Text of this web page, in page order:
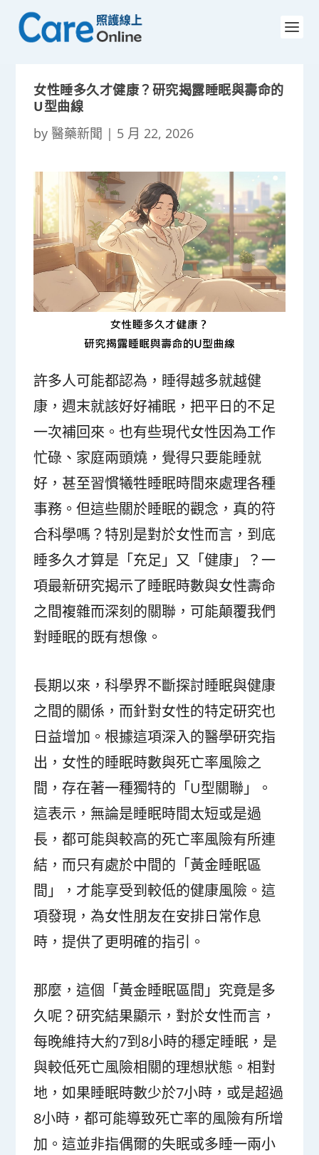
女性睡多久才健康？研究揭露睡眠與壽命的
U型曲線
by 醫藥新聞 | 5 月 22, 2026
許多人可能都認為，睡得越多就越健
康，週末就該好好補眠，把平日的不足
一次補回來。也有些現代女性因為工作
忙碌、家庭兩頭燒，覺得只要能睡就
好，甚至習慣犧牲睡眠時間來處理各種
事務。但這些關於睡眠的觀念，真的符
合科學嗎？特別是對於女性而言，到底
睡多久才算是「充足」又「健康」？一
項最新研究揭示了睡眠時數與女性壽命
之間複雜而深刻的關聯，可能顛覆我們
對睡眠的既有想像。
長期以來，科學界不斷探討睡眠與健康
之間的關係，而針對女性的特定研究也
日益增加。根據這項深入的醫學研究指
出，女性的睡眠時數與死亡率風險之
間，存在著一種獨特的「U型關聯」。
這表示，無論是睡眠時間太短或是過
長，都可能與較高的死亡率風險有所連
結，而只有處於中間的「黃金睡眠區
間」，才能享受到較低的健康風險。這
項發現，為女性朋友在安排日常作息
時，提供了更明確的指引。
那麼，這個「黃金睡眠區間」究竟是多
久呢？研究結果顯示，對於女性而言，
每晚維持大約7到8小時的穩定睡眠，是
與較低死亡風險相關的理想狀態。相對
地，如果睡眠時數少於7小時，或是超過
8小時，都可能導致死亡率的風險有所增
加。這並非指偶爾的失眠或多睡一兩小